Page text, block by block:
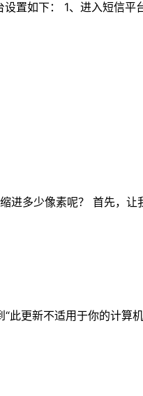
置如下： 1、进入短信
多少像素呢？ 首先，
更新不适用于你的计